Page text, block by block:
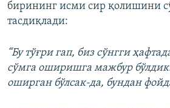
бирининг исми сир қолишини
тасдиқлади:
“Бу тўғри гап, биз сўнгги
сўмга оширишга мажбур
оширган бўлсак-да, бундан